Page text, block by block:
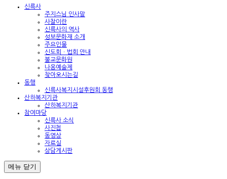
신륵사
주지스님 인사말
사찰이란
신륵사의 역사
성보문화재 소개
주요인물
신도회ㆍ법회 안내
불교문화원
나옹예술제
찾아오시는길
동행
신륵사복지시설후원회 동행
산하복지기관
산하복지기관
참여마당
신륵사 소식
사진첩
동영상
자료실
상담게시판
메뉴 닫기